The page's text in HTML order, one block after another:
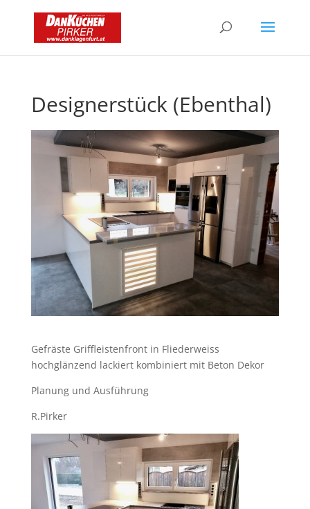
Designerstück (Ebenthal)
Gefräste Griffleistenfront in Fliederweiss
hochglänzend lackiert kombiniert mit Beton Dekor
Planung und Ausführung
R.Pirker